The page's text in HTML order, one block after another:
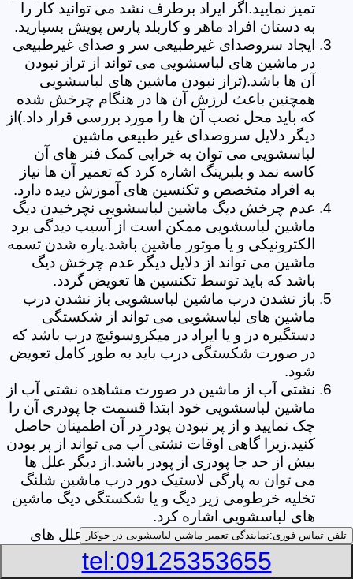
تمیز نمایید.اگر ایراد برطرف نشد می توانید کار را
به دستان افراد ماهر و کاربلد پارس پویش بسپارید.
ایجاد سروصدای غیرطبیعی سر و صدای غیرطبیعی
در ماشین های لباسشویی می تواند از تراز نبودن
آن ها باشد.(تراز نبودن ماشین های لباسشویی
همچنین باعث لرزش آن ها در هنگام چرخش شده
که باید محل نصب آن ها را مورد بررسی قرار داد.)از
دیگر دلایل سروصدای غیر طبیعی ماشین
لباسشویی می توان به خرابی کمک فنر های آن
کاسه نمد و بلبرینگ اشاره کرد که تعمیر آن ها نیاز
به افراد متخصص و تکنسین های آموزش دیده دارد.
عدم چرخش دیگ ماشین لباسشویی نچرخیدن دیگ
ماشین لباسشویی ممکن است از آسیب دیدگی برد
الکترونیکی و یا موتور ماشین باشد.پاره شدن تسمه
ماشین می تواند از دلایل دیگر عدم چرخش دیگ
باشد که باید توسط تکنسین ها تعویض گردد.
باز نشدن درب ماشین لباسشویی باز نشدن درب
ماشین های لباسشویی می تواند از شکستگی
دستگیره در و یا ایراد در میکروسوئیچ درب باشد که
در صورت شکستگی درب باید به طور کامل تعویض
شود.
نشتی آب از ماشین در صورت مشاهده نشتی آب از
ماشین لباسشویی خود ابتدا قسمت جا پودری آن را
چک نمایید و از پر نبودن پودر در آن اطمینان حاصل
کنید.زیرا گاهی اوقات نشتی آب می تواند از پر بودن
بیش از حد جا پودری از پودر باشد.از دیگر علل ها
می توان به پارگی لاستیک دور درب ماشین شلنگ
تخلیه خرطومی زیر دیگ و یا شکستگی دیگ ماشین
های لباسشویی اشاره کرد.
خشک نکردن لباس ها یکی از بیشترین علل های
خشک نکردن لباس ها توسط ماشین های
لباسشویی پر کردن دیگ آن ها بیش از حد ظرفیت
تلفن تماس فوری:نمایندگی تعمیر ماشین لباسشویی در جوکار
tel:09125353655